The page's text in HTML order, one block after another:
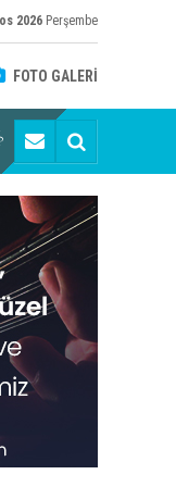
2026 Perşembe
FOTO GALERİ